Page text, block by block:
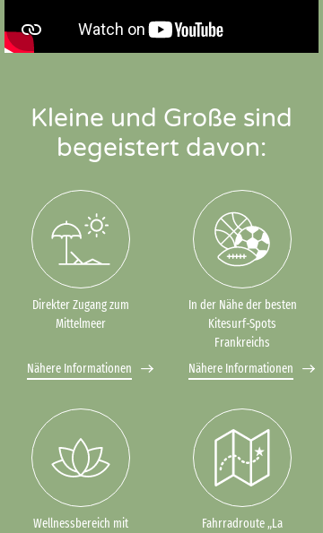
Kleine und Große sind
begeistert davon:
Direkter Zugang zum
Mittelmeer
Nähere Informationen
In der Nähe der besten
Kitesurf-Spots
Frankreichs
Nähere Informationen
Wellnessbereich mit
Fahrradroute „La